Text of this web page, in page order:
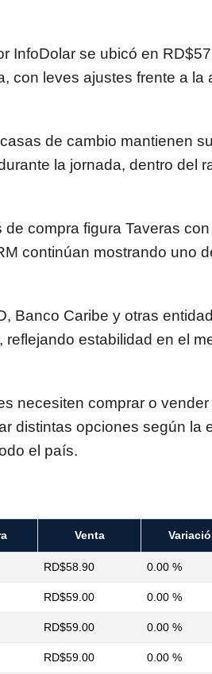
InfoDolar se ubicó en
con leves ajustes frente a la
de cambio mantienen
la jornada, dentro del
compra figura Taveras
continúan mostrando uno
Banco Caribe y otras
estabilidad en el
necesiten comprar o
distintas opciones según la
el país.
Venta
RD$58.90 0.00 %
RD$59.00 0.00 %
RD$59.00 0.00 %
RD$59.00 0.00 %